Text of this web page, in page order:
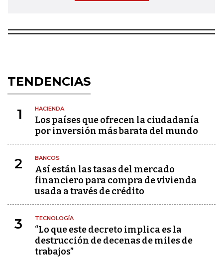
TENDENCIAS
1 HACIENDA
Los países que ofrecen la ciudadanía
por inversión más barata del mundo
2 BANCOS
Así están las tasas del mercado
financiero para compra de vivienda
usada a través de crédito
3 TECNOLOGÍA
“Lo que este decreto implica es la
destrucción de decenas de miles de
trabajos”